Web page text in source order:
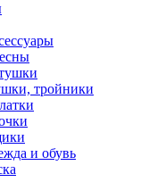
тройники
и обувь